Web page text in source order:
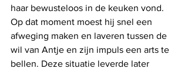
haar bewusteloos in de keuken vond.
Op dat moment moest hij snel een
afweging maken en laveren tussen de
wil van Antje en zijn impuls een arts te
bellen. Deze situatie leverde later